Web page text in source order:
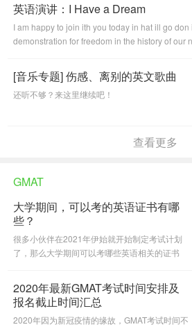
英语演讲：I Have a Dream
I am happy to join ith you today in hat ill go
demonstration for freedom in the history of our nation. Fie score
[音乐专题] 伤感、离别的英文歌曲
还听不够？来这里继续吧！
查看更多
GMAT
大学期间，可以考的英语证书有哪
些？
很多小伙伴在2021年伊始就开始制定考试计划
了，那么大学期间可以考哪些英语相关的证书
时间都是怎样安排的？快来看看小编的盘点吧。
2020年最新GMAT考试时间安排及
报名截止时间汇总
2020年因为新冠疫情的缘故，GMAT考试时间不